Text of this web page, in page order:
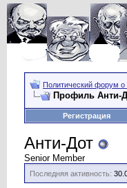
Политический форум о
Профиль Анти-
Регистрация
Анти-Дот
Senior Member
Последняя активность: